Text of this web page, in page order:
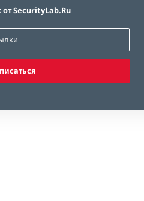
SecurityLab.Ru